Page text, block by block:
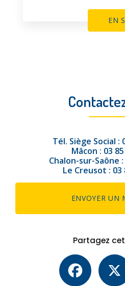
EN
Tél. Siège Social :
Mâcon : 03
Chalon-sur-Saône :
Le Creusot : 03
ENVOYER UN
Partagez
Facebook